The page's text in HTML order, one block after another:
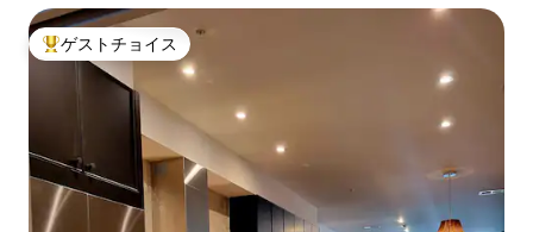
大好評のゲストチョイスです。
ゲストチョイス